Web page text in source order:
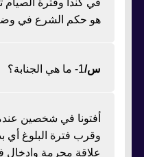
هو حكم الشرع في
س/1- ما هي الجنابة؟
أفتونا في شخصين
وقرب فترة البلوغ أي
علاقة محرمة وادخال